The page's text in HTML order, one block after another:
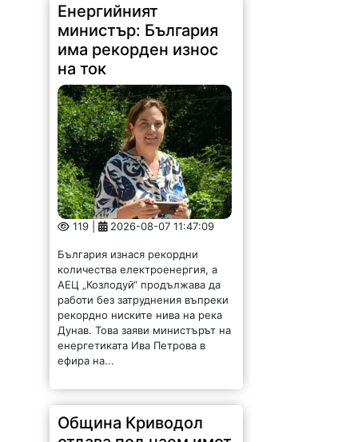
Енергийният
министър: България
има рекорден износ
на ток
119 | 2026-08-07 11:47:09
България изнася рекордни
количества електроенергия, а
АЕЦ „Козлодуй“ продължава да
работи без затруднения въпреки
рекордно ниските нива на река
Дунав. Това заяви министърът на
енергетиката Ива Петрова в
ефира на...
Община Криводол